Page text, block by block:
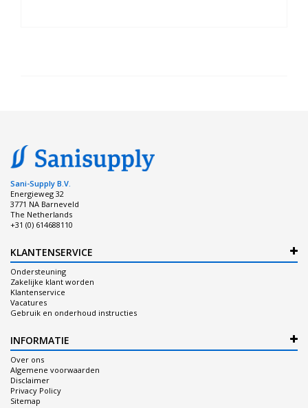
Sani-Supply B.V.
Energieweg 32
3771 NA Barneveld
The Netherlands
+31 (0) 614688110
KLANTENSERVICE
Ondersteuning
Zakelijke klant worden
Klantenservice
Vacatures
Gebruik en onderhoud instructies
INFORMATIE
Over ons
Algemene voorwaarden
Disclaimer
Privacy Policy
Sitemap